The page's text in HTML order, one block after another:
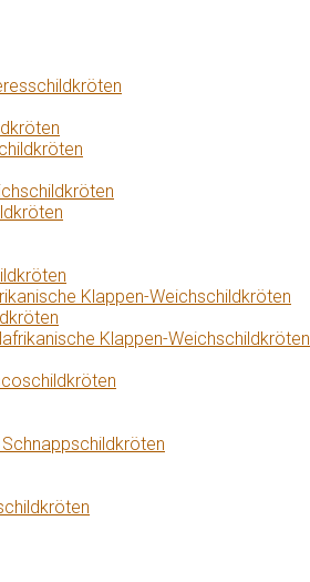
Klappen-Weichschildkröten
Klappen-Weichschildkröten